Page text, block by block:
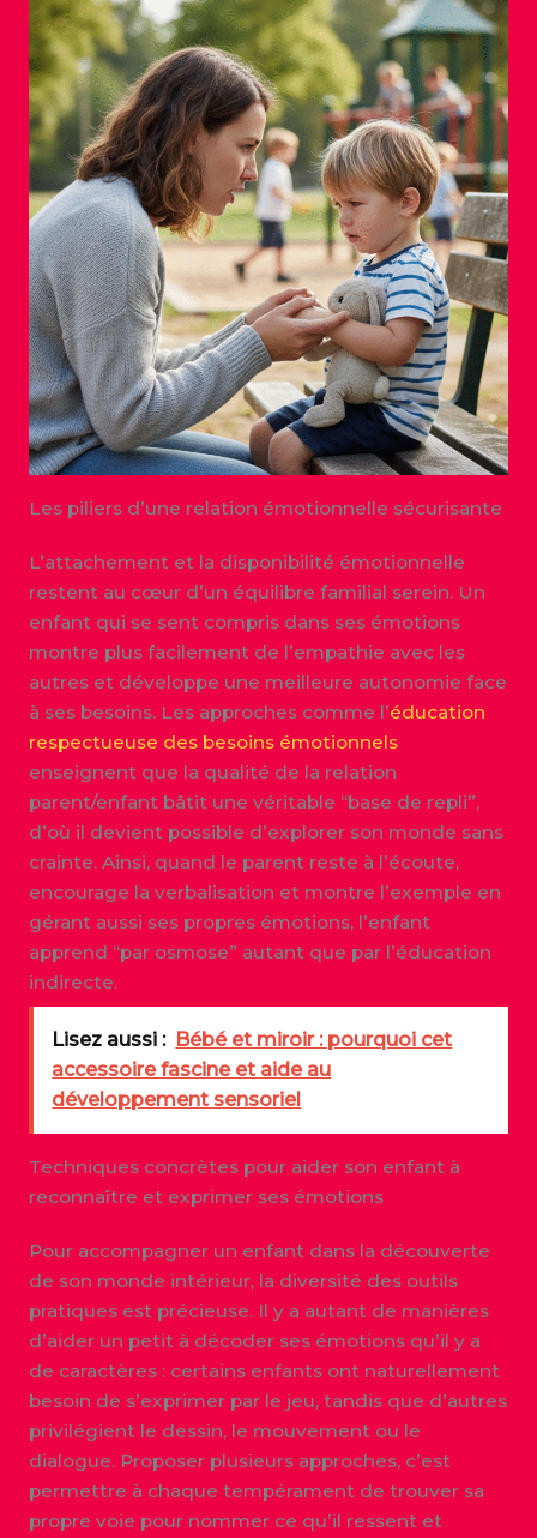
Les piliers d’une relation émotionnelle sécurisante
L’attachement et la disponibilité émotionnelle
restent au cœur d’un équilibre familial serein. Un
enfant qui se sent compris dans ses émotions
montre plus facilement de l’empathie avec les
autres et développe une meilleure autonomie face
à ses besoins. Les approches comme l’éducation
respectueuse des besoins émotionnels
enseignent que la qualité de la relation
parent/enfant bâtit une véritable “base de repli”,
d’où il devient possible d’explorer son monde sans
crainte. Ainsi, quand le parent reste à l’écoute,
encourage la verbalisation et montre l’exemple en
gérant aussi ses propres émotions, l’enfant
apprend “par osmose” autant que par l’éducation
indirecte.
Lisez aussi :
Bébé et miroir : pourquoi cet
accessoire fascine et aide au
développement sensoriel
Techniques concrètes pour aider son enfant à
reconnaître et exprimer ses émotions
Pour accompagner un enfant dans la découverte
de son monde intérieur, la diversité des outils
pratiques est précieuse. Il y a autant de manières
d’aider un petit à décoder ses émotions qu’il y a
de caractères : certains enfants ont naturellement
besoin de s’exprimer par le jeu, tandis que d’autres
privilégient le dessin, le mouvement ou le
dialogue. Proposer plusieurs approches, c’est
permettre à chaque tempérament de trouver sa
propre voie pour nommer ce qu’il ressent et